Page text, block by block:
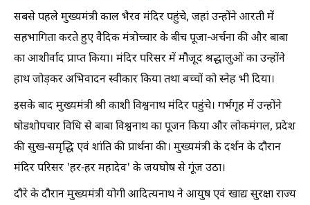
सबसे पहले मुख्यमंत्री काल भैरव मंदिर पहुंचे, जहां उन्होंने आरती में
सहभागिता करते हुए वैदिक मंत्रोच्चार के बीच पूजा-अर्चना की और बाबा
का आशीर्वाद प्राप्त किया। मंदिर परिसर में मौजूद श्रद्धालुओं का उन्होंने
हाथ जोड़कर अभिवादन स्वीकार किया तथा बच्चों को स्नेह भी दिया।
इसके बाद मुख्यमंत्री श्री काशी विश्वनाथ मंदिर पहुंचे। गर्भगृह में उन्होंने
षोडशोपचार विधि से बाबा विश्वनाथ का पूजन किया और लोकमंगल, प्रदेश
की सुख-समृद्धि एवं शांति की प्रार्थना की। मुख्यमंत्री के दर्शन के दौरान
मंदिर परिसर 'हर-हर महादेव' के जयघोष से गूंज उठा।
दौरे के दौरान मुख्यमंत्री योगी आदित्यनाथ ने आयुष एवं खाद्य सुरक्षा राज्य